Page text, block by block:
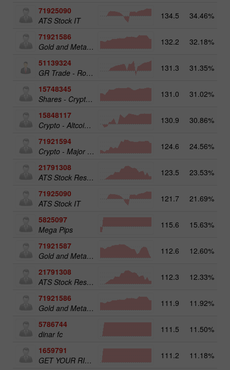
71925090
ATS Stock IT
134.5 34.46%
71921586
Gold and Metals 25
132.2 32.18%
51139324
GR Trade - RoboTRADE24
131.3 31.35%
15748345
Shares - Crypto 50
131.0 31.02%
15848117
Crypto - Altcoins 25
130.9 30.86%
71921594
Crypto - Major crypto 25
124.6 24.56%
21791308
ATS Stock Resources
123.5 23.53%
71925090
ATS Stock IT
121.7 21.69%
5825097
Mega Pips
115.6 15.63%
71921587
Gold and Metals 50
112.6 12.60%
21791308
ATS Stock Resources
112.3 12.33%
71921586
Gold and Metals 25
111.9 11.92%
5786744
dinar fc
111.5 11.50%
1659791
GET YOUR RICHES ORG.1
111.2 11.18%